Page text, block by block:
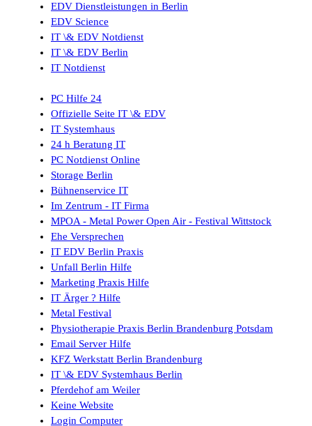
EDV Dienstleistungen in Berlin
EDV Science
IT \& EDV Notdienst
IT \& EDV Berlin
IT Notdienst
PC Hilfe 24
Offizielle Seite IT \& EDV
IT Systemhaus
24 h Beratung IT
PC Notdienst Online
Storage Berlin
Bühnenservice IT
Im Zentrum - IT Firma
MPOA - Metal Power Open Air - Festival Wittstock
Ehe Versprechen
IT EDV Berlin Praxis
Unfall Berlin Hilfe
Marketing Praxis Hilfe
IT Ärger ? Hilfe
Metal Festival
Physiotherapie Praxis Berlin Brandenburg Potsdam
Email Server Hilfe
KFZ Werkstatt Berlin Brandenburg
IT \& EDV Systemhaus Berlin
Pferdehof am Weiler
Keine Website
Login Computer